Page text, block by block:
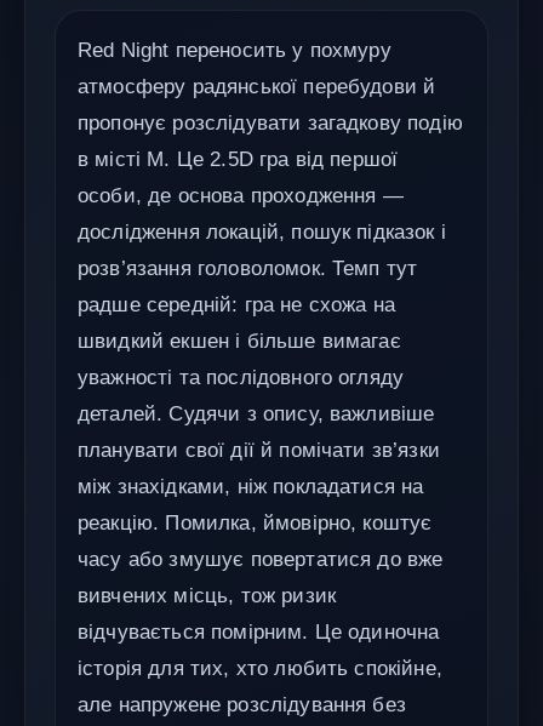
Red Night переносить у похмуру
атмосферу радянської перебудови й
пропонує розслідувати загадкову подію
в місті М. Це 2.5D гра від першої
особи, де основа проходження —
дослідження локацій, пошук підказок і
розв’язання головоломок. Темп тут
радше середній: гра не схожа на
швидкий екшен і більше вимагає
уважності та послідовного огляду
деталей. Судячи з опису, важливіше
планувати свої дії й помічати зв’язки
між знахідками, ніж покладатися на
реакцію. Помилка, ймовірно, коштує
часу або змушує повертатися до вже
вивчених місць, тож ризик
відчувається помірним. Це одиночна
історія для тих, хто любить спокійне,
але напружене розслідування без